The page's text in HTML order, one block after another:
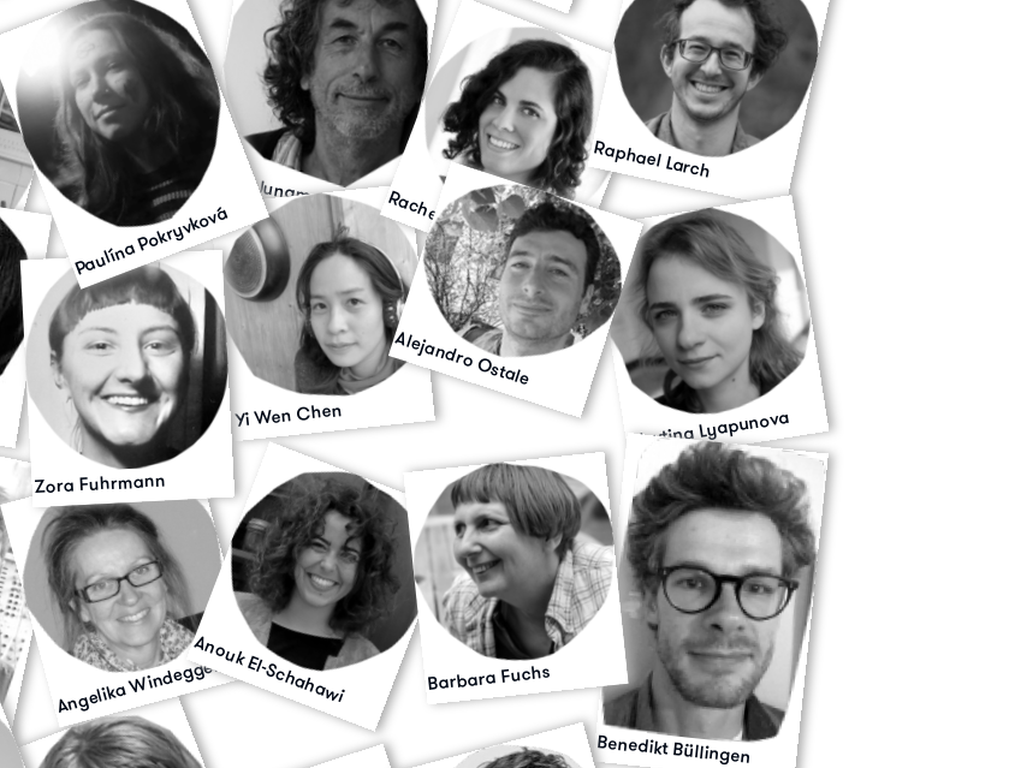
Paulína Pokryvková
Peter Jungmann Rachel Katstaller
Raphael Larch
Zora Fuhrmann
Yi Wen Chen
Alejandro Ostale
Alevtina Lyapunova
Angelika WindeggerAnouk El-Schahawi Barbara Fuchs
Benedikt Büllingen